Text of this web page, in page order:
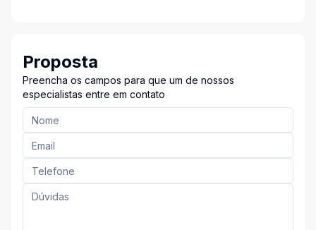
Proposta
Preencha os campos para que um de nossos
especialistas entre em contato